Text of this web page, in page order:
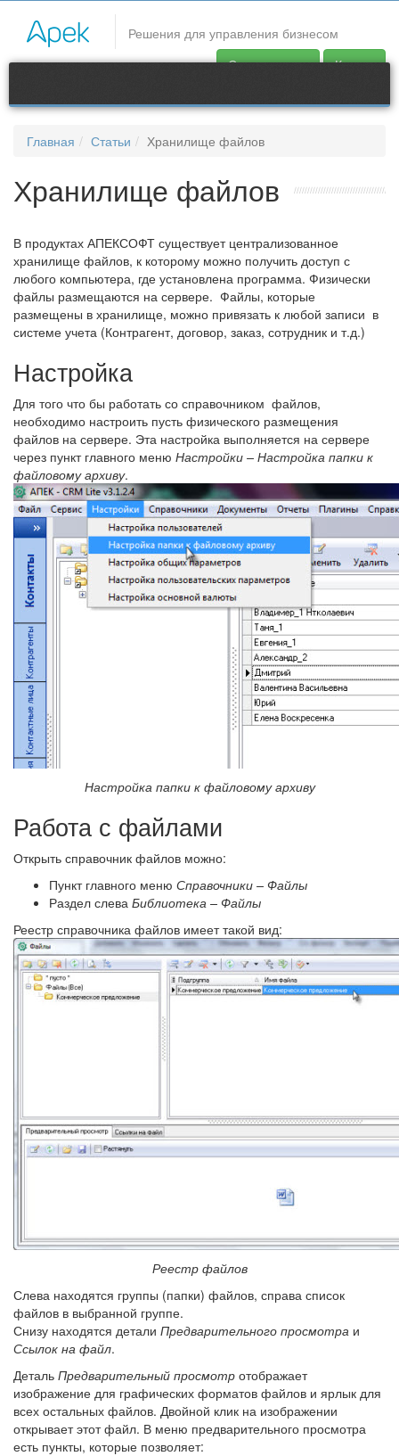
CRM системы
В продуктах АПЕКСОФТ существует централизованное
support@apec.com.ua
Решения для управления бизнесом
Скачать демо
Купить
Главная Статьи Хранилище файлов
Хранилище файлов
В продуктах АПЕКСОФТ существует централизованное
хранилище файлов, к которому можно получить доступ с
любого компьютера, где установлена программа. Физически
файлы размещаются на сервере. Файлы, которые
размещены в хранилище, можно привязать к любой записи в
системе учета (Контрагент, договор, заказ, сотрудник и т.д.)
Настройка
Для того что бы работать со справочником файлов,
необходимо настроить пусть физического размещения
файлов на сервере. Эта настройка выполняется на сервере
через пункт главного меню Настройки – Настройка папки к
файловому архиву.
Настройка папки к файловому архиву
Работа с файлами
Открыть справочник файлов можно:
Пункт главного меню Справочники – Файлы
Раздел слева Библиотека – Файлы
Реестр справочника файлов имеет такой вид:
Реестр файлов
Слева находятся группы (папки) файлов, справа список
файлов в выбранной группе.
Снизу находятся детали Предварительного просмотра и
Ссылок на файл.
Деталь Предварительный просмотр отображает
изображение для графических форматов файлов и ярлык для
всех остальных файлов. Двойной клик на изображении
открывает этот файл. В меню предварительного просмотра
есть пункты, которые позволяет: